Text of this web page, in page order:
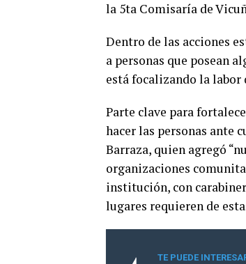
la 5ta Comisaría de
Dentro de las acciones
a personas que posean
está focalizando la labor
Parte clave para
hacer las personas ante
Barraza, quien agregó
organizaciones
institución, con
lugares requieren de
TE PUEDE